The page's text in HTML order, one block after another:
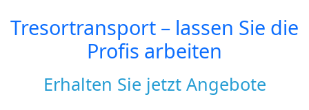
Tresortransport – lassen Sie die
Profis arbeiten
Erhalten Sie jetzt Angebote